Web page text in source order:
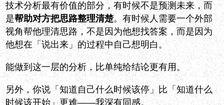
技术分析最有价值的部分，有时候不是预测未来，而
是帮助对方把思路整理清楚。有时候人需要一个外部
视角帮他理清思路，不是因为他想找答案，而是因为
他想在「说出来」的过程中自己想明白。
能做到这一层的分析，比单纯给结论更有用。
另外，你说「知道自己什么时候该停」比「知道什么
时候该开始」更难——我深有同感。